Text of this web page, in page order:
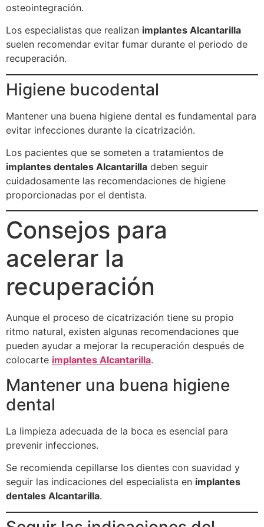
osteointegración.
Los especialistas que realizan implantes Alcantarilla
suelen recomendar evitar fumar durante el periodo de
recuperación.
Higiene bucodental
Mantener una buena higiene dental es fundamental para
evitar infecciones durante la cicatrización.
Los pacientes que se someten a tratamientos de
implantes dentales Alcantarilla deben seguir
cuidadosamente las recomendaciones de higiene
proporcionadas por el dentista.
Consejos para
acelerar la
recuperación
Aunque el proceso de cicatrización tiene su propio
ritmo natural, existen algunas recomendaciones que
pueden ayudar a mejorar la recuperación después de
colocarte implantes Alcantarilla.
Mantener una buena higiene
dental
La limpieza adecuada de la boca es esencial para
prevenir infecciones.
Se recomienda cepillarse los dientes con suavidad y
seguir las indicaciones del especialista en implantes
dentales Alcantarilla.